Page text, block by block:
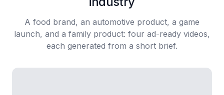
A food brand, an automotive product, a game
launch, and a family product: four ad-ready videos,
each generated from a short brief.